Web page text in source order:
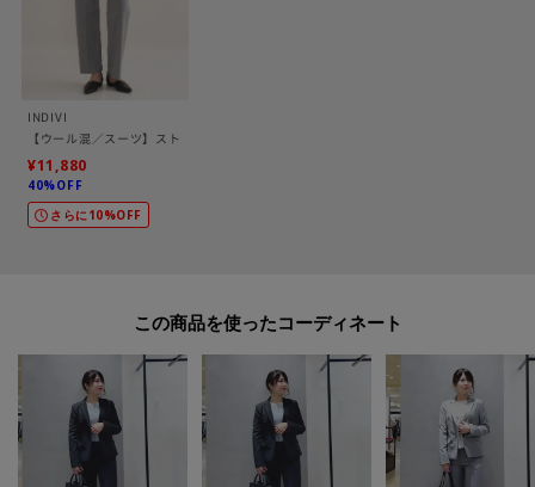
・ポケット数：横×2
-・-・-・-・-・-・-・-・-・-・-・-・-・-・-・-・-・-・-・-・-・-
■気になるアイテムは『お気に入り登録』がおすすめです！■
クリックして簡単に追加できます！
[おすすめPOINT]
お得な情報をGETできます！！
POINT.1
INDIVI
【ウール混／スーツ】ストレートパンツ
¥11,880
40%OFF
さらに10%OFF
この商品を使った